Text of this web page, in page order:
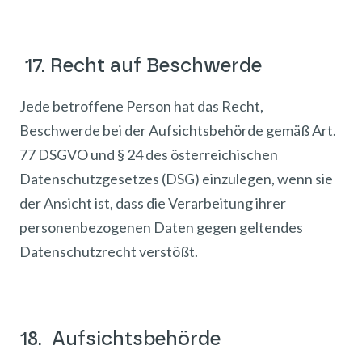
17. Recht auf Beschwerde
Jede betroffene Person hat das Recht,
Beschwerde bei der Aufsichtsbehörde gemäß Art.
77 DSGVO und § 24 des österreichischen
Datenschutzgesetzes (DSG) einzulegen, wenn sie
der Ansicht ist, dass die Verarbeitung ihrer
personenbezogenen Daten gegen geltendes
Datenschutzrecht verstößt.
18. Aufsichtsbehörde